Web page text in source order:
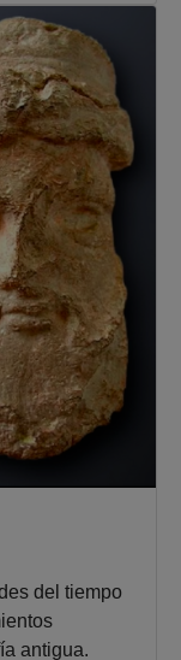
del tiempo
antigua.